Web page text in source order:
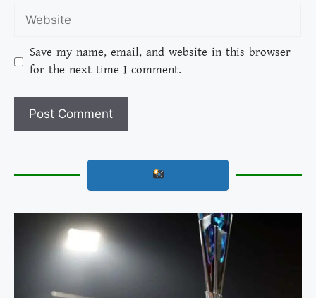
Save my name, email, and website in this browser
for the next time I comment.